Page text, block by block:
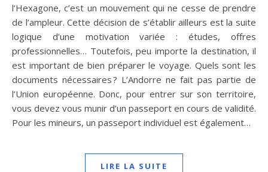
l’Hexagone, c’est un mouvement qui ne cesse de prendre
de l’ampleur. Cette décision de s’établir ailleurs est la suite
logique d’une motivation variée : études, offres
professionnelles… Toutefois, peu importe la destination, il
est important de bien préparer le voyage. Quels sont les
documents nécessaires ? L’Andorre ne fait pas partie de
l’Union européenne. Donc, pour entrer sur son territoire,
vous devez vous munir d’un passeport en cours de validité.
Pour les mineurs, un passeport individuel est également…
LIRE LA SUITE